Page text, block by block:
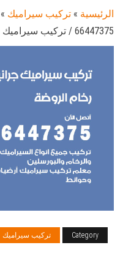
الرئيسية » تركيب سيراميك »
66447375 / تركيب سيراميك جرانيت بورسلان بلاط رخام
Category تركيب سيراميك